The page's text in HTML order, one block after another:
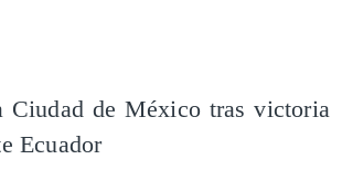
Ciudad de México tras victoria
Ecuador